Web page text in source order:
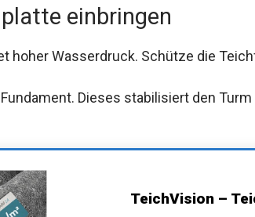
einbringen
hoher Wasserdruck. Schütze die
Dieses stabilisiert den
TeichVision –